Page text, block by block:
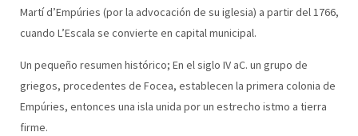
Martí d’Empúries (por la advocación de su iglesia) a partir del 1766,
cuando L’Escala se convierte en capital municipal.
Un pequeño resumen histórico; En el siglo IV aC. un grupo de
griegos, procedentes de Focea, establecen la primera colonia de
Empúries, entonces una isla unida por un estrecho istmo a tierra
firme.